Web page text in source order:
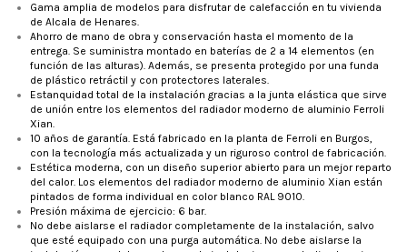
Gama amplia de modelos para disfrutar de calefacción en tu vivienda
de Alcala de Henares.
Ahorro de mano de obra y conservación hasta el momento de la
entrega. Se suministra montado en baterías de 2 a 14 elementos (en
función de las alturas). Además, se presenta protegido por una funda
de plástico retráctil y con protectores laterales.
Estanquidad total de la instalación gracias a la junta elástica que sirve
de unión entre los elementos del radiador moderno de aluminio Ferroli
Xian.
10 años de garantía. Está fabricado en la planta de Ferroli en Burgos,
con la tecnología más actualizada y un riguroso control de fabricación.
Estética moderna, con un diseño superior abierto para un mejor reparto
del calor. Los elementos del radiador moderno de aluminio Xian están
pintados de forma individual en color blanco RAL 9010.
Presión máxima de ejercicio: 6 bar.
No debe aislarse el radiador completamente de la instalación, salvo
que esté equipado con una purga automática. No debe aislarse la